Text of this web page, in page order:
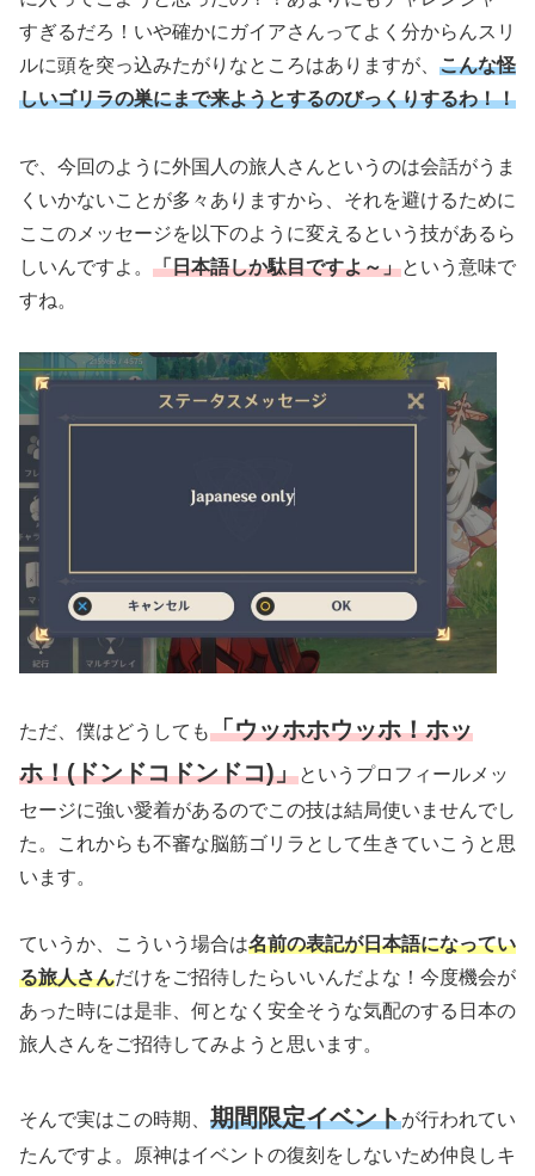
すぎるだろ！いや確かにガイアさんってよく分からんスリ
ルに頭を突っ込みたがりなところはありますが、 こんな怪
しいゴリラの巣にまで来ようとするのびっくりするわ！！
で、今回のように外国人の旅人さんというのは会話がうま
くいかないことが多々ありますから、それを避けるために
ここのメッセージを以下のように変えるという技があるら
しいんですよ。 「日本語しか駄目ですよ～」という意味で
すね。
ただ、僕はどうしても「ウッホホウッホ！ホッ
ホ！(ドンドコドンドコ)」というプロフィールメッ
セージに強い愛着があるのでこの技は結局使いませんでし
た。これからも不審な脳筋ゴリラとして生きていこうと思
います。
ていうか、こういう場合は名前の表記が日本語になってい
る旅人さんだけをご招待したらいいんだよな！今度機会が
あった時には是非、何となく安全そうな気配のする日本の
旅人さんをご招待してみようと思います。
そんで実はこの時期、 期間限定イベントが行われてい
たんですよ。原神はイベントの復刻をしないため仲良しキ